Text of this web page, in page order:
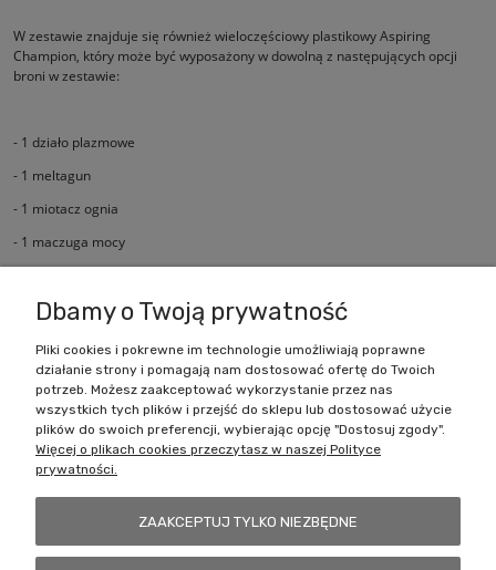
W zestawie znajduje się również wieloczęściowy plastikowy Aspiring
Champion, który może być wyposażony w dowolną z następujących opcji
broni w zestawie:
- 1 działo plazmowe
- 1 meltagun
- 1 miotacz ognia
- 1 maczuga mocy
Zakupy
Pomoc
Dbamy o Twoją prywatność
Pliki cookies i pokrewne im technologie umożliwiają poprawne
działanie strony i pomagają nam dostosować ofertę do Twoich
potrzeb. Możesz zaakceptować wykorzystanie przez nas
wszystkich tych plików i przejść do sklepu lub dostosować użycie
plików do swoich preferencji, wybierając opcję "Dostosuj zgody".
Więcej o plikach cookies przeczytasz w naszej Polityce
prywatności.
ZAAKCEPTUJ TYLKO NIEZBĘDNE